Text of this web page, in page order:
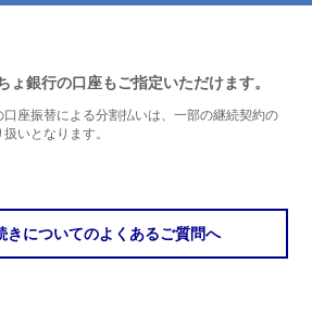
ょ銀行の口座もご指定いただけます。
口座振替による分割払いは、一部の継続契約の
いとなります。
きについてのよくあるご質問へ